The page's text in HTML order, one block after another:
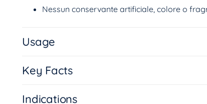
Nessun conservante artificiale, colore o
Usage
Key Facts
Indications